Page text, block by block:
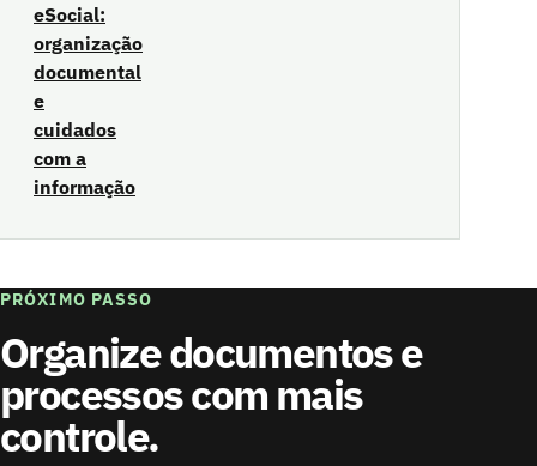
eSocial:
organização
documental
e
cuidados
com a
informação
PRÓXIMO PASSO
Organize documentos e
processos com mais
controle.